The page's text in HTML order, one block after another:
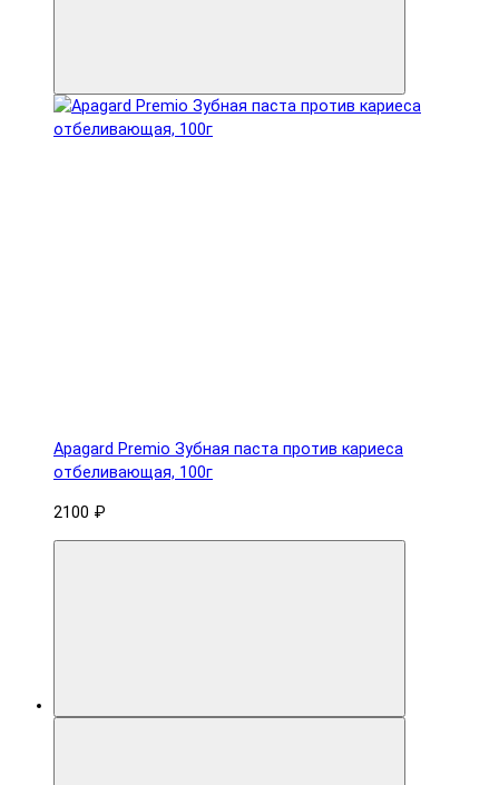
Apagard Premio Зубная паста против кариеса
отбеливающая, 100г
2100 ₽